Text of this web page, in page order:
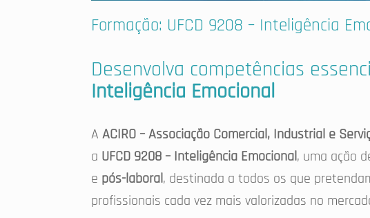
Formação: UFCD 9208 – Inteligência
Desenvolva competências
Inteligência Emocional
A ACIRO – Associação Comercial, Industrial e
a UFCD 9208 – Inteligência Emocional, uma ação
e pós-laboral, destinada a todos os que
profissionais cada vez mais valorizadas no